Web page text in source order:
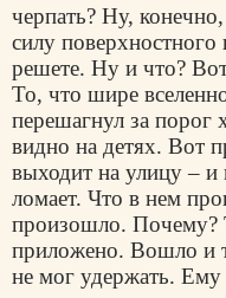
черпать? Ну,
силу
решете. Ну и что?
То, что шире
перешагнул за порог
видно на детях. Вот
выходит на улицу – и
ломает. Что в нем
произошло. Почему?
приложено. Вошло и
не мог удержать.